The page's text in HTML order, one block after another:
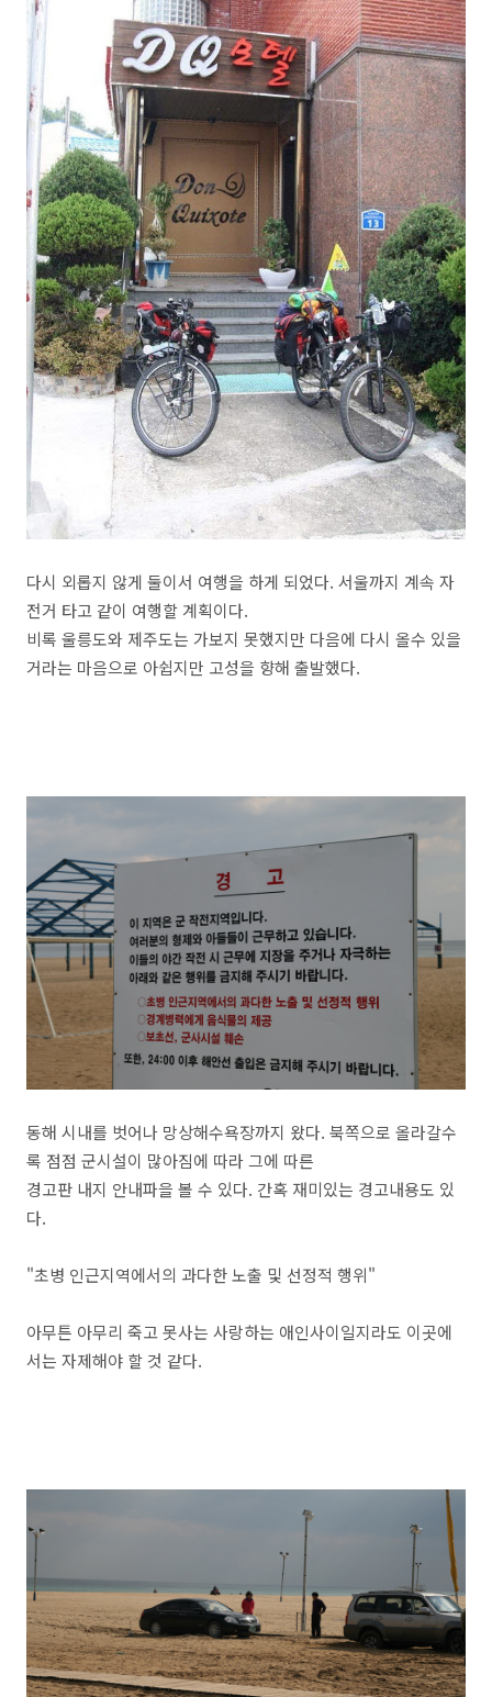
다시 외롭지 않게 둘이서 여행을 하게 되었다. 서울까지 계속 자
전거 타고 같이 여행할 계획이다.
비록 울릉도와 제주도는 가보지 못했지만 다음에 다시 올수 있을
거라는 마음으로 아쉽지만 고성을 향해 출발했다.
동해 시내를 벗어나 망상해수욕장까지 왔다. 북쪽으로 올라갈수
록 점점 군시설이 많아짐에 따라 그에 따른
경고판 내지 안내파을 볼 수 있다. 간혹 재미있는 경고내용도 있
다.
"초병 인근지역에서의 과다한 노출 및 선정적 행위"
아무튼 아무리 죽고 못사는 사랑하는 애인사이일지라도 이곳에
서는 자제해야 할 것 같다.